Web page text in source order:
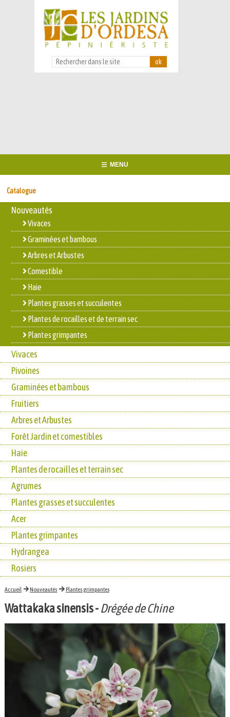
MENU
Catalogue
Nouveautés
Vivaces
Graminées et bambous
Arbres et Arbustes
Comestible
Haie
Plantes grasses et succulentes
Plantes de rocailles et de terrain sec
Plantes grimpantes
Vivaces
Pivoines
Graminées et bambous
Fruitiers
Arbres et Arbustes
Forêt Jardin et comestibles
Haie
Plantes de rocailles et terrain sec
Agrumes
Plantes grasses et succulentes
Acer
Plantes grimpantes
Hydrangea
Rosiers
Accueil Nouveautés Plantes grimpantes
Wattakaka sinensis-Drégée de Chine